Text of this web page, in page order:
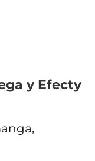
y Efecty